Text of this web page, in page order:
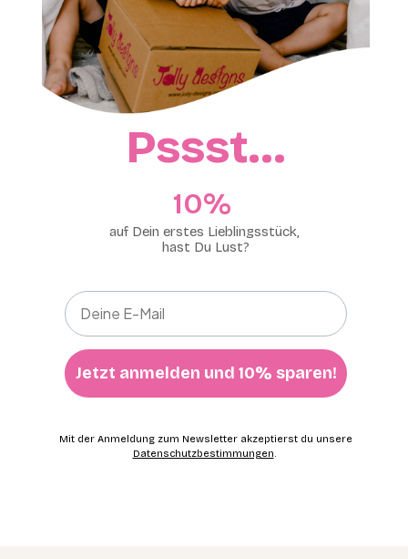
Pssst…
10%​
auf Dein erstes Lieblingsstück,
hast Du Lust?
Jetzt anmelden und 10% sparen!
Mit der Anmeldung zum Newsletter akzeptierst du unsere
Datenschutzbestimmungen.